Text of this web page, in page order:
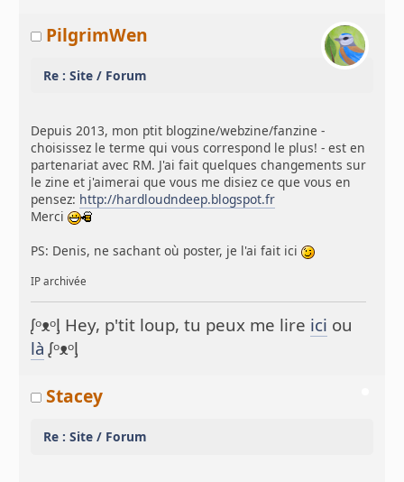
PilgrimWen
Re : Site / Forum
Depuis 2013, mon ptit blogzine/webzine/fanzine -
choisissez le terme qui vous correspond le plus! - est en
partenariat avec RM. J'ai fait quelques changements sur
le zine et j'aimerai que vous me disiez ce que vous en
pensez: http://hardloudndeep.blogspot.fr
Merci
PS: Denis, ne sachant où poster, je l'ai fait ici
IP archivée
ᶘᵒᴥᵒᶅ Hey, p'tit loup, tu peux me lire ici ou
là ᶘᵒᴥᵒᶅ
Stacey
Re : Site / Forum